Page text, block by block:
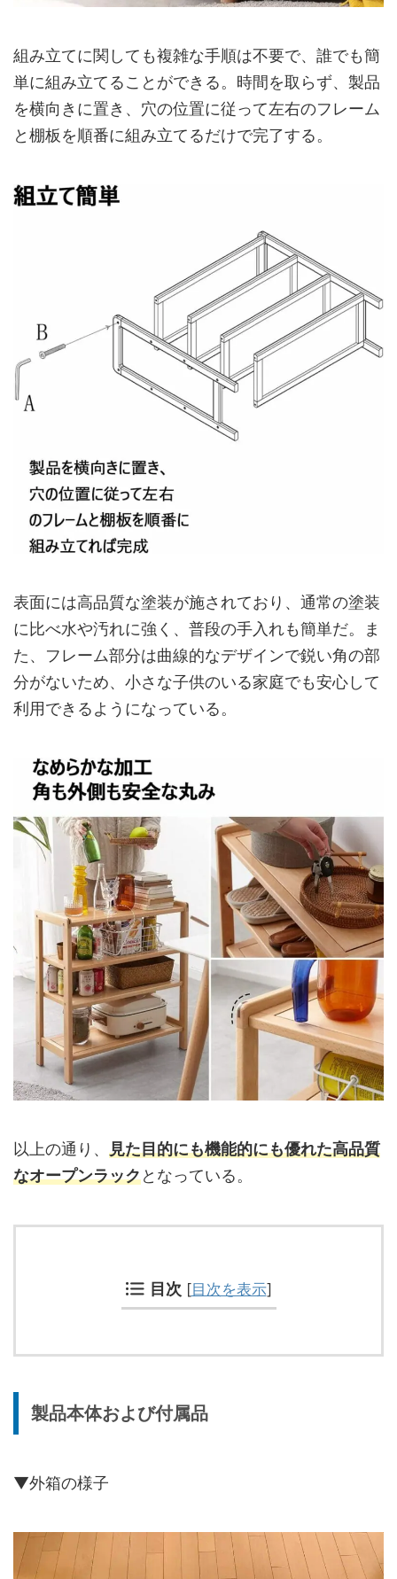
組み立てに関しても複雑な手順は不要で、誰でも簡
単に組み立てることができる。時間を取らず、製品
を横向きに置き、穴の位置に従って左右のフレーム
と棚板を順番に組み立てるだけで完了する。
表面には高品質な塗装が施されており、通常の塗装
に比べ水や汚れに強く、普段の手入れも簡単だ。ま
た、フレーム部分は曲線的なデザインで鋭い角の部
分がないため、小さな子供のいる家庭でも安心して
利用できるようになっている。
以上の通り、 見た目的にも機能的にも優れた高品質
なオープンラックとなっている。
目次 [目次を表示]
製品本体および付属品
▼外箱の様子